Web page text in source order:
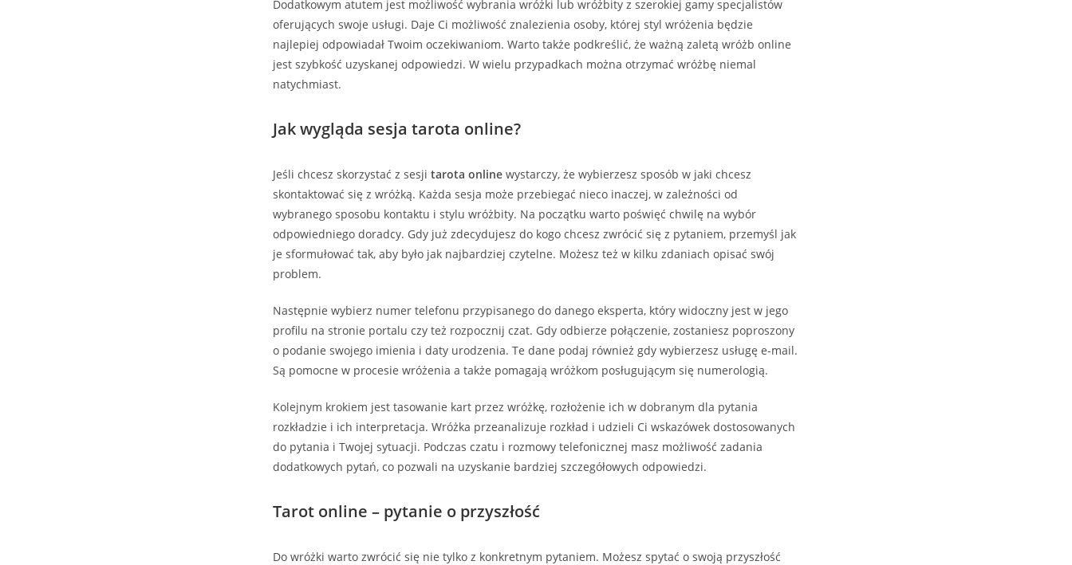
Dodatkowym atutem jest możliwość wybrania wróżki lub wróżbity z szerokiej gamy specjalistów
oferujących swoje usługi. Daje Ci możliwość znalezienia osoby, której styl wróżenia będzie
najlepiej odpowiadał Twoim oczekiwaniom. Warto także podkreślić, że ważną zaletą wróżb online
jest szybkość uzyskanej odpowiedzi. W wielu przypadkach można otrzymać wróżbę niemal
natychmiast.
Jak wygląda sesja tarota online?
Jeśli chcesz skorzystać z sesji tarota online wystarczy, że wybierzesz sposób w jaki chcesz
skontaktować się z wróżką. Każda sesja może przebiegać nieco inaczej, w zależności od
wybranego sposobu kontaktu i stylu wróżbity. Na początku warto poświęć chwilę na wybór
odpowiedniego doradcy. Gdy już zdecydujesz do kogo chcesz zwrócić się z pytaniem, przemyśl jak
je sformułować tak, aby było jak najbardziej czytelne. Możesz też w kilku zdaniach opisać swój
problem.
Następnie wybierz numer telefonu przypisanego do danego eksperta, który widoczny jest w jego
profilu na stronie portalu czy też rozpocznij czat. Gdy odbierze połączenie, zostaniesz poproszony
o podanie swojego imienia i daty urodzenia. Te dane podaj również gdy wybierzesz usługę e-mail.
Są pomocne w procesie wróżenia a także pomagają wróżkom posługującym się numerologią.
Kolejnym krokiem jest tasowanie kart przez wróżkę, rozłożenie ich w dobranym dla pytania
rozkładzie i ich interpretacja. Wróżka przeanalizuje rozkład i udzieli Ci wskazówek dostosowanych
do pytania i Twojej sytuacji. Podczas czatu i rozmowy telefonicznej masz możliwość zadania
dodatkowych pytań, co pozwali na uzyskanie bardziej szczegółowych odpowiedzi.
Tarot online – pytanie o przyszłość
Do wróżki warto zwrócić się nie tylko z konkretnym pytaniem. Możesz spytać o swoją przyszłość